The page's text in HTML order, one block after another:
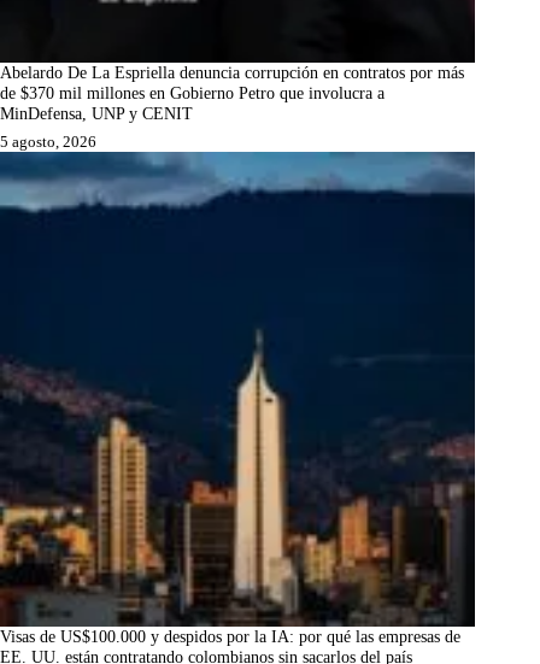
Abelardo De La Espriella denuncia corrupción en contratos por más
de $370 mil millones en Gobierno Petro que involucra a
MinDefensa, UNP y CENIT
5 agosto, 2026
Visas de US$100.000 y despidos por la IA: por qué las empresas de
EE. UU. están contratando colombianos sin sacarlos del país